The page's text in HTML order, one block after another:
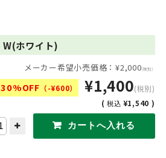
W(ホワイト)
メーカー希望小売価格：¥2,000(税別)
30%OFF （-¥600） ¥1,400(税別)
(税込 ¥1,540 )